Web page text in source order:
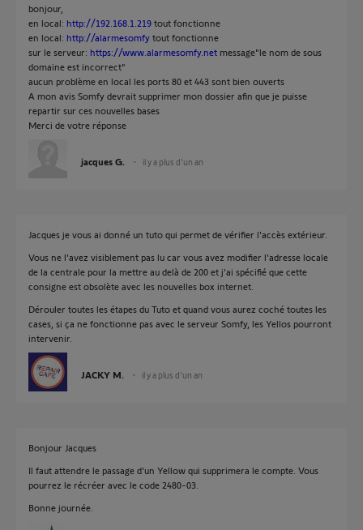
bonjour,
en local: http://192.168.1.219 tout fonctionne
en local: http://alarmesomfy tout fonctionne
sur le serveur: https://www.alarmesomfy.net message"le nom de sous
domaine est incorrect"
aucun problème en local les ports 80 et 443 sont bien ouverts
A mon avis Somfy devrait supprimer mon dossier afin que je puisse
repartir sur ces nouvelles bases
Merci de votre réponse
jacques G. il y a plus d'un an
Jacques je vous ai donné un tuto qui permet de vérifier l'accès extérieur.
Vous ne l'avez visiblement pas lu car vous avez modifier l'adresse locale
de la centrale pour la mettre au delà de 200 et j'ai spécifié que cette
consigne est obsolète avec les nouvelles box internet.
Dérouler toutes les étapes du Tuto et quand vous aurez coché toutes les
cases, si ça ne fonctionne pas avec le serveur Somfy, les Yellos pourront
intervenir.
JACKY M. il y a plus d'un an
Bonjour Jacques
Il faut attendre le passage d'un Yellow qui supprimera le compte. Vous
pourrez le récréer avec le code 2480-03.
Bonne journée.